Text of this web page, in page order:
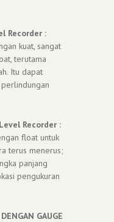
Recorder :
kuat, sangat
terutama
Itu dapat
Recorder :
float untuk
terus menerus;
panjang
pengukuran
GAUGE